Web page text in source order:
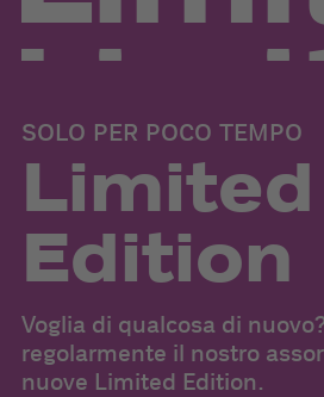
SOLO PER POCO TEMPO
Limited
Edition
Voglia di qualcosa di
regolarmente il nostro
nuove Limited Edition.